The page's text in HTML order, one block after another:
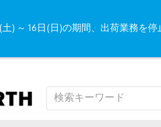
土) ～ 16日(日)の期間、出荷業務を